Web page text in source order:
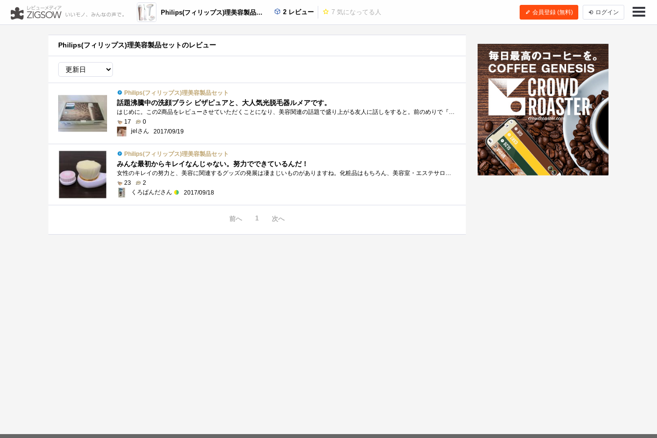
Philips(フィリップス)理美容製品セット 2 レビュー 7 気になってる人 会員登録 (無料) ログイン
Philips(フィリップス)理美容製品セットのレビュー
Philips(フィリップス)理美容製品セット
話題沸騰中の洗顔ブラシ ビザピュアと、大人気光脱毛器ルメアです。
はじめに。この2商品をレビューさせていただくことになり、美容関連の話題で盛り上がる友人に話しをすると。前のめりで『えっ！あの？？』と�...
17
0
jelさん
2017/09/19
Philips(フィリップス)理美容製品セット
みんな最初からキレイなんじゃない。努力でできているんだ！
女性のキレイの努力と、美容に関連するグッズの発展は凄まじいものがありますね。化粧品はもちろん、美容室・エステサロンも乱立し自分の「�...
23
2
くろぱんださん
2017/09/18
前へ 1 次へ